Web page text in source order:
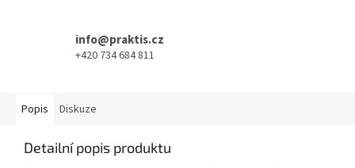
info@praktis.cz
+420 734 684 811
Popis Diskuze
Detailní popis produktu